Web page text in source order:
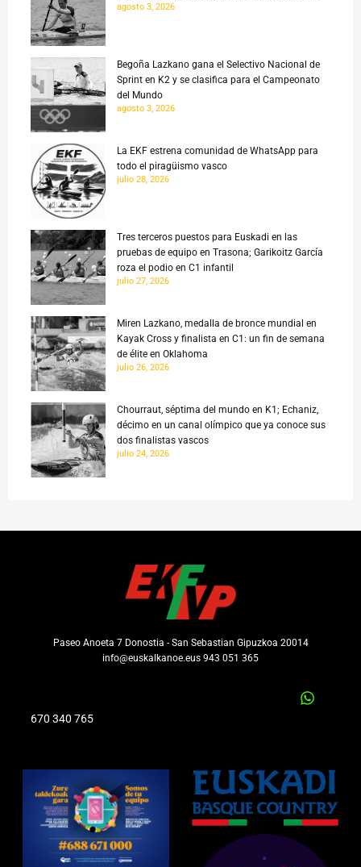
agosto 3, 2026
Begoña Lazkano gana el Selectivo Nacional de
Sprint en K2 y se clasifica para el Campeonato
del Mundo
agosto 3, 2026
La EKF estrena comunidad de WhatsApp para
todo el piragüismo vasco
julio 28, 2026
Tres terceros puestos para Euskadi en las
pruebas de equipo en Trasona; Garikoitz García
roza el podio en C1 infantil
julio 27, 2026
Miren Lazkano, medalla de bronce mundial en
Kayak Cross y finalista en C1: un fin de semana
de élite en Oklahoma
julio 26, 2026
Chourraut, séptima del mundo en K1; Echaniz,
décimo en un canal olímpico que ya conoce sus
dos finalistas vascos
julio 24, 2026
Paseo Anoeta 7 Donostia - San Sebastian Gipuzkoa 20014
info@euskalkanoe.eus 943 051 365
670 340 765